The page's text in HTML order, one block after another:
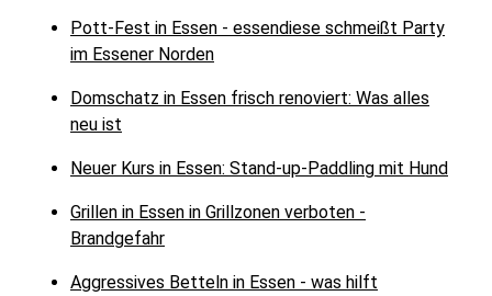
Pott-Fest in Essen - essendiese schmeißt Party
im Essener Norden
Domschatz in Essen frisch renoviert: Was alles
neu ist
Neuer Kurs in Essen: Stand-up-Paddling mit Hund
Grillen in Essen in Grillzonen verboten -
Brandgefahr
Aggressives Betteln in Essen - was hilft